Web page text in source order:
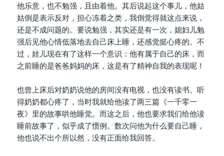
他乐意，也不勉强，且由着他。其后说起这个事儿，他姑
姑倒是表示反对，担心冻着之类，我倒觉得就这点来说，
还是不成问题的。要说勉强，其实还是有一次，媳妇儿勉
强后见他心情低落地去自己床上睡，还感觉挺心疼的。不
过，娃儿现在有了这样一个意识：他有属于自己的床，而
之前睡的是爸爸妈妈的床，这是有了精神自我的表现呢！
也曾上床后对奶奶说他的房间没有电视，也没有读书。听
得奶奶都心疼了，当时我就给他读了两三篇《一千零一
夜》里的故事哄他睡觉。而这之后，他也要求我们给他读
睡前故事了，似乎成了惯例。数次问他为什么要自己睡，
他也说不出个所以然，没有正面给我回答。